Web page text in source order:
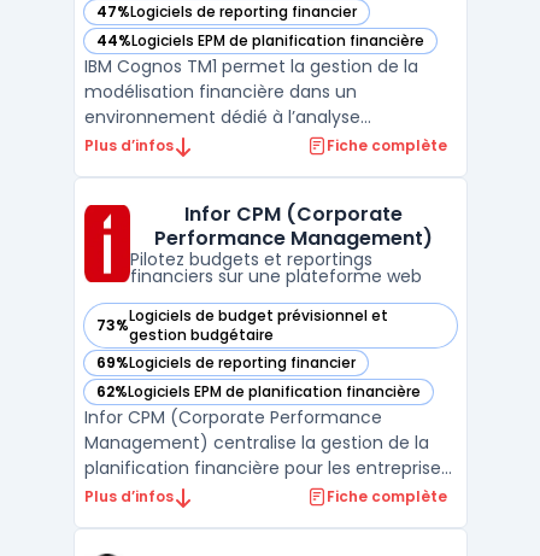
47%Logiciels de reporting financier
— voir IBM Cognos TM1 dans cette catégorie
44%Logiciels EPM de planification financière
— voir IBM Cognos TM1 dans cette catégorie
IBM Cognos TM1 permet la gestion de la
modélisation financière dans un
environnement dédié à l’analyse
multidimensionnelle ainsi qu’au pilotage en
contrôleurs de gestion et des responsables
métier. Le système st ...
Plus d’infos Fiche complète
Infor CPM (Corporate
Performance Management)
Pilotez budgets et reportings
financiers sur une plateforme web
73%Logiciels de budget prévisionnel et
gestion budgétaire
— voir Infor CPM (Corporate Performance Management)
69%Logiciels de reporting financier
— voir Infor CPM (Corporate Performance Management)
62%Logiciels EPM de planification financière
— voir Infor CPM (Corporate Performance Management)
Infor CPM (Corporate Performance
Management) centralise la gestion de la
planification financière pour les entreprises
souhaitant structurer leurs cycles
Plus d’infos Fiche complète